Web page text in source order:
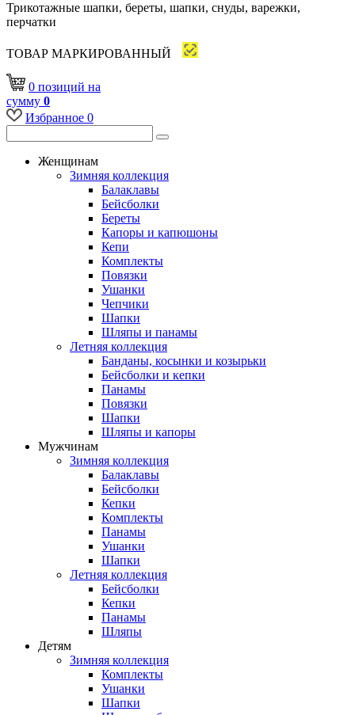
Трикотажные шапки, береты, шапки, снуды, варежки,
перчатки
ТОВАР МАРКИРОВАННЫЙ
0 позиций на
сумму 0
Избранное 0
Женщинам
Зимняя коллекция
Балаклавы
Бейсболки
Береты
Капоры и капюшоны
Кепи
Комплекты
Повязки
Ушанки
Чепчики
Шапки
Шляпы и панамы
Летняя коллекция
Банданы, косынки и козырьки
Бейсболки и кепки
Панамы
Повязки
Шапки
Шляпы и капоры
Мужчинам
Зимняя коллекция
Балаклавы
Бейсболки
Кепки
Комплекты
Панамы
Ушанки
Шапки
Летняя коллекция
Бейсболки
Кепки
Панамы
Шляпы
Детям
Зимняя коллекция
Комплекты
Ушанки
Шапки